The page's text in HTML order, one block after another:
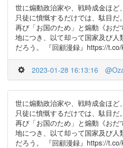
世に煽動政治家や、戦時成金ほど
只徒に憤慨するだけでは、駄目だ
再び「お国のため」と煽動《お
地につき、以て却って国家及び人
だろう。 『回顧漫録』https://
2023-01-28 16:13:16
世に煽動政治家や、戦時成金ほど
只徒に憤慨するだけでは、駄目だ
再び「お国のため」と煽動《お
地につき、以て却って国家及び人
だろう。 『回顧漫録』https://